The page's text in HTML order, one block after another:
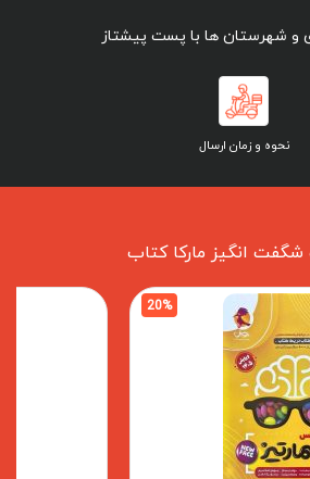
و شهرستان ها با پست پیشتاز
نحوه و زمان ارسال
انگیز مارکا کتاب
20%